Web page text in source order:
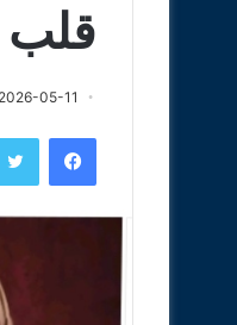
قلب
2026-05-11
فيسبوك